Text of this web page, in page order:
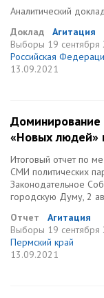
Аналитический
Доклад
Агитация
Выборы 19 сентября
Российская
13.09.2021
Доминирование
«Новых людей»
Итоговый отчет по
СМИ политических
Законодательное
городскую Думу, 2
Отчет
Агитация
Выборы 19 сентября
Пермский край
13.09.2021